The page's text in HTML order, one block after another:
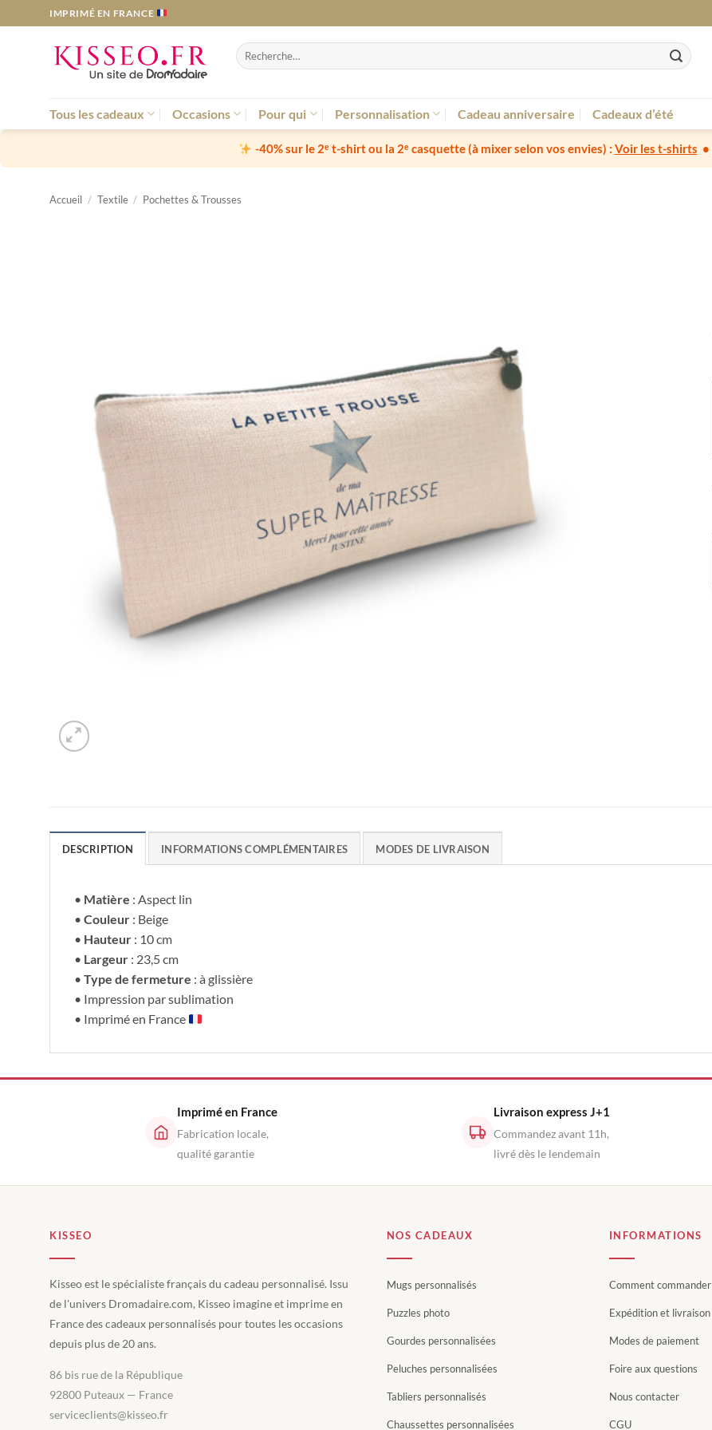
au
IMPRIMÉ EN FRANCE
Recherche
pour :
Tous les cadeaux Occasions Pour qui Personnalisation Cadeau anniversaire Cadeaux d’été
-40% sur le 2ᵉ t-shirt ou la 2ᵉ casquette(à mixer selon vos envies) : Voir les t-shirts •
Accueil / Textile / Pochettes & Trousses
DESCRIPTION INFORMATIONS COMPLÉMENTAIRES MODES DE LIVRAISON
• Matière : Aspect lin
• Couleur : Beige
• Hauteur : 10 cm
• Largeur : 23,5 cm
• Type de fermeture : à glissière
• Impression par sublimation
• Imprimé en France
Imprimé en France
Fabrication locale,
qualité garantie
Livraison express J+1
Commandez avant 11h,
livré dès le lendemain
KISSEO
Kisseo est le spécialiste français du cadeau personnalisé. Issu
de l'univers Dromadaire.com, Kisseo imagine et imprime en
France des cadeaux personnalisés pour toutes les occasions
depuis plus de 20 ans.
86 bis rue de la République
92800 Puteaux — France
serviceclients@kisseo.fr
NOS CADEAUX
Mugs personnalisés
Puzzles photo
Gourdes personnalisées
Peluches personnalisées
Tabliers personnalisés
Chaussettes personnalisées
INFORMATIONS
Comment commander
Expédition et livraison
Modes de paiement
Foire aux questions
Nous contacter
CGU